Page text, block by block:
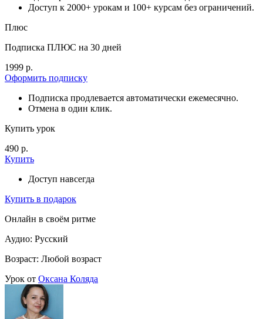
Доступ к 2000+ урокам и 100+ курсам без ограничений.
Плюс
Подписка ПЛЮС на 30 дней
1999 р.
Оформить подписку
Подписка продлевается автоматически ежемесячно.
Отмена в один клик.
Купить урок
490 р.
Купить
Доступ навсегда
Купить в подарок
Онлайн в своём ритме
Аудио: Русский
Возраст: Любой возраст
Урок от Оксана Коляда